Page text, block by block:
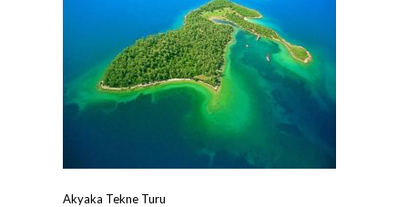
Akyaka Tekne Turu